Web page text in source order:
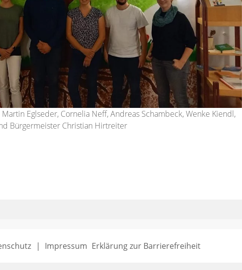
Eglseder, Cornelia Neff, Andreas Schambeck, Wenke Kiendl,
Bürgermeister Christian Hirtreiter
Impressum Erklärung zur Barrierefreiheit